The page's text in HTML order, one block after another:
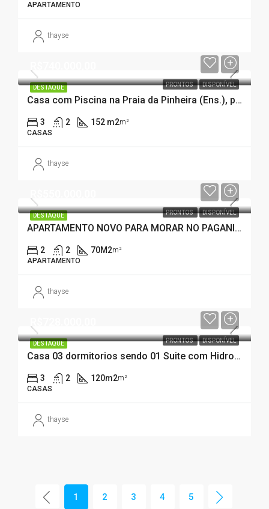
APARTAMENTO
thayse
DESTAQUE PRONTOS DISPONÍVEL
Casa com Piscina na Praia da Pinheira (Ens.), próximo Ponta do Papagaio Guarda do Embaú
3 2 152 m2m²
CASAS
thayse
DESTAQUE PRONTOS DISPONÍVEL
APARTAMENTO NOVO PARA MORAR NO PAGANI- PALHOÇA/SC
2 2 70M2m²
APARTAMENTO
thayse
DESTAQUE PRONTOS DISPONÍVEL
Casa 03 dormitorios sendo 01 Suite com Hidromassagem – Praia João Rosa, Biguaçu/SC
3 2 120m2m²
CASAS
thayse
1 2 3 4 5